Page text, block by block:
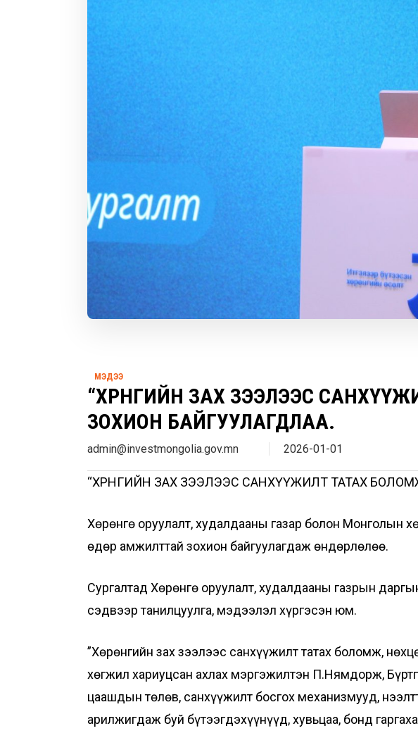
МЭДЭЭ
“ХӨРӨНГИЙН ЗАХ ЗЭЭЛЭЭС
ЗОХИОН БАЙГУУЛАГДЛАА.
admin@investmongolia.gov.mn 2026-01-01
“ХӨРӨНГИЙН ЗАХ ЗЭЭЛЭЭС САНХҮҮЖИЛТ ТАТАХ
Хөрөнгө оруулалт, худалдааны газар болон Монголын
өдөр амжилттай зохион байгуулагдаж өндөрлөлөө.
Сургалтад Хөрөнгө оруулалт, худалдааны газрын
сэдвээр танилцуулга, мэдээлэл хүргэсэн юм.
”Хөрөнгийн зах зээлээс санхүүжилт татах боломж,
хөгжил хариуцсан ахлах мэргэжилтэн П.Нямдорж,
цаашдын төлөв, санхүүжилт босгох механизмууд,
арилжигдаж буй бүтээгдэхүүнүүд, хувьцаа, бонд